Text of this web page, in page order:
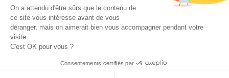
PRODURABLE
Inclusiv Day
Données personnelles Mentions légales 2025-2026 Tout droits réservés
On a attendu d'être sûrs que le contenu de
ce site vous intéresse avant de vous
déranger, mais on aimerait bien vous accompagner pendant votre
visite...
C'est OK pour vous ?
Consentements certifiés par